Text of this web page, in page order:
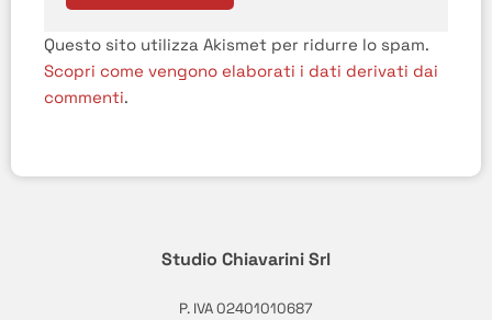
Questo sito utilizza Akismet per ridurre lo spam.
Scopri come vengono elaborati i dati derivati dai
commenti.
Studio Chiavarini Srl
P. IVA 02401010687